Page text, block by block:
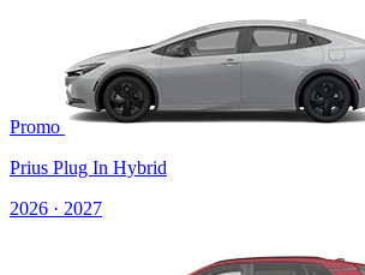
Promo
Prius Plug In Hybrid
2026 · 2027